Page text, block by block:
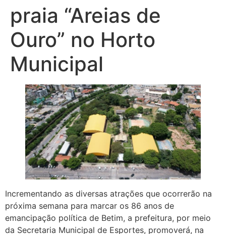
praia “Areias de
Ouro” no Horto
Municipal
Incrementando as diversas atrações que ocorrerão na
próxima semana para marcar os 86 anos de
emancipação política de Betim, a prefeitura, por meio
da Secretaria Municipal de Esportes, promoverá, na